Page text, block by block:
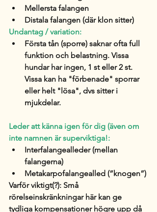
Mellersta falangen
Distala falangen (där klon sitter)
Undantag / variation:
Första tån (sporre) saknar ofta full
funktion och belastning. Vissa
hundar har ingen, 1 st eller 2 st.
Vissa kan ha "förbenade" sporrar
eller helt "lösa", dvs sitter i
mjukdelar.
Leder att känna igen för dig (även om
inte namnen är superviktiga!:
Interfalangealleder (mellan
falangerna)
Metakarpofalangealled (”knogen”)
Varför viktigt(?): Små
rörelseinskränkningar här kan ge
tydliga kompensationer högre upp då